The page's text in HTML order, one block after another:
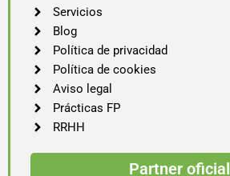
Servicios
Blog
Política de privacidad
Política de cookies
Aviso legal
Prácticas FP
RRHH
Partner oficial